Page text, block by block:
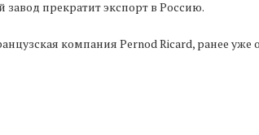
завод прекратит экспорт в Россию.
компания Pernod Ricard, ранее уже